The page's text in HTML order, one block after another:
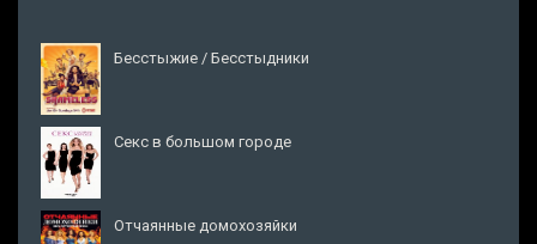
Бесстыжие / Бесстыдники
Секс в большом городе
Отчаянные домохозяйки